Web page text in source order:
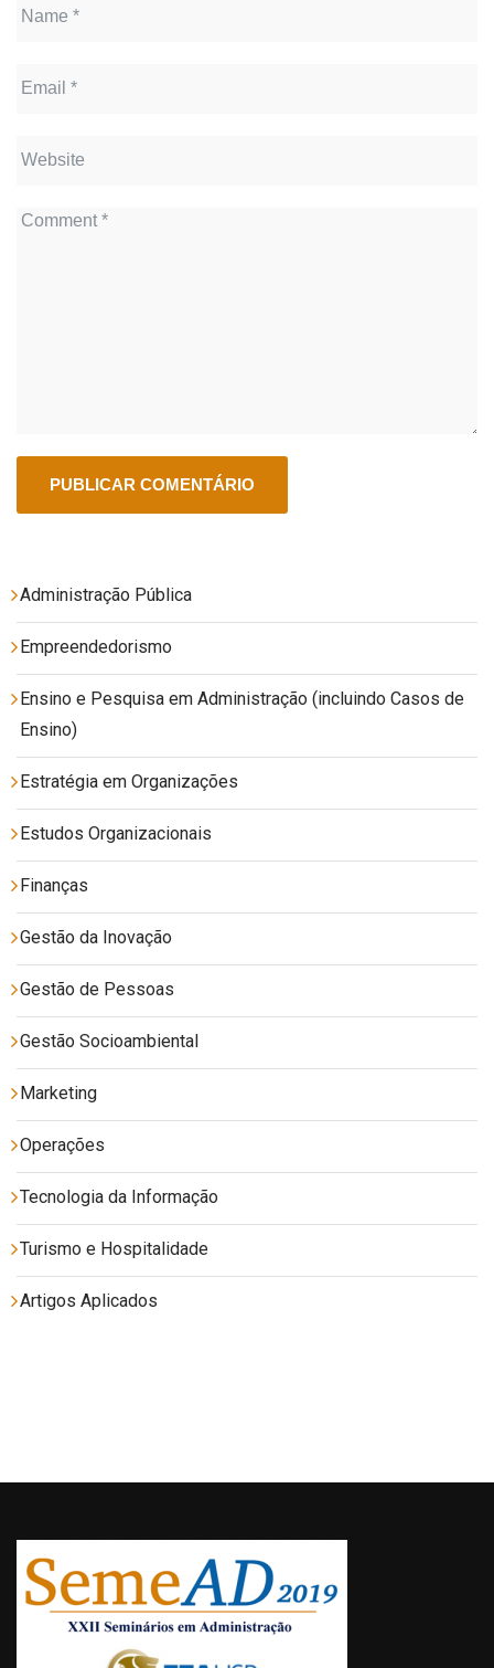
Administração Pública
Empreendedorismo
Ensino e Pesquisa em Administração (incluindo Casos de
Ensino)
Estratégia em Organizações
Estudos Organizacionais
Finanças
Gestão da Inovação
Gestão de Pessoas
Gestão Socioambiental
Marketing
Operações
Tecnologia da Informação
Turismo e Hospitalidade
Artigos Aplicados